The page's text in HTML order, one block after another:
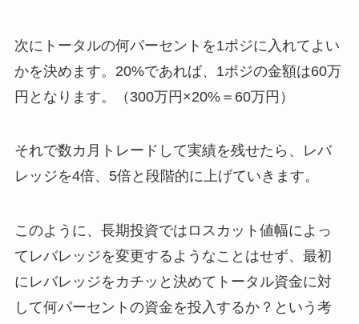
次にトータルの何パーセントを1ポジに入れてよい
かを決めます。20%であれば、1ポジの金額は60万
円となります。（300万円×20%＝60万円）
それで数カ月トレードして実績を残せたら、レバ
レッジを4倍、5倍と段階的に上げていきます。
このように、長期投資ではロスカット値幅によっ
てレバレッジを変更するようなことはせず、最初
にレバレッジをカチッと決めてトータル資金に対
して何パーセントの資金を投入するか？という考